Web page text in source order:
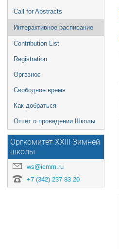
Call for Abstracts
Интерактивное расписание
Contribution List
Registration
Оргвзнос
Свободное время
Как добраться
Отчёт о проведении Школы
Оргкомитет XXIII Зимней
школы
ws@icmm.ru
+7 (342) 237 83 20